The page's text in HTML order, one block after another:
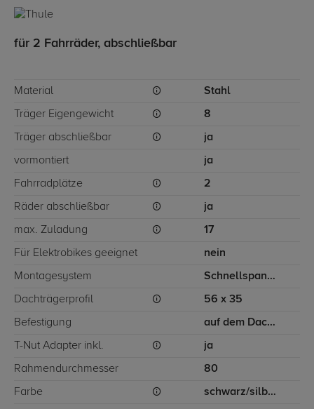
für 2 Fahrräder, abschließbar
Material Stahl
Träger Eigengewicht 8
Träger abschließbar ja
vormontiert ja
Fahrradplätze 2
Räder abschließbar ja
max. Zuladung 17
Für Elektrobikes geeignet nein
Montagesystem Schnellspannbefestigung
Dachträgerprofil 56 x 35
Befestigung auf dem Dachträger
T-Nut Adapter inkl. ja
Rahmendurchmesser 80
Farbe schwarz/silber